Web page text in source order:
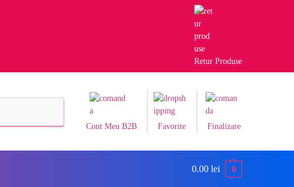
Retur Produse
Cont Meu B2B Favorite Finalizare
0.00 lei 0